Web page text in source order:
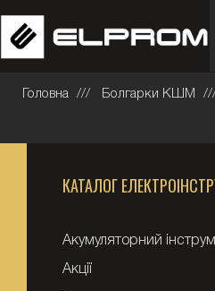
Головна Болгарки КШМ
КАТАЛОГ
Акумуляторний
Акції